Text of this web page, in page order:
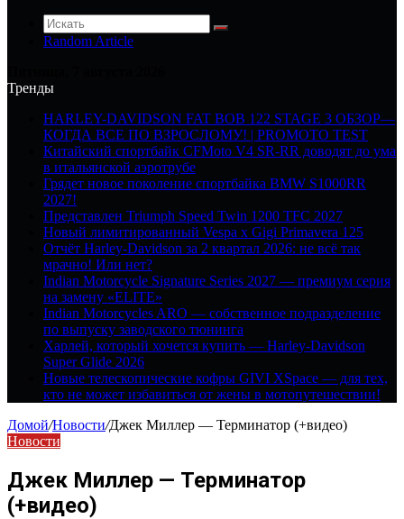
Random Article
Тренды
HARLEY-DAVIDSON FAT BOB 122 STAGE 3 ОБЗОР—
КОГДА ВСЕ ПО ВЗРОСЛОМУ! | PROMOTO TEST
Китайский спортбайк CFMoto V4 SR-RR доводят до ума
в итальянской аэротрубе
Грядет новое поколение спортбайка BMW S1000RR
2027!
Представлен Triumph Speed Twin 1200 TFC 2027
Новый лимитированный Vespa x Gigi Primavera 125
Отчёт Harley-Davidson за 2 квартал 2026: не всё так
мрачно! Или нет?
Indian Motorcycle Signature Series 2027 — премиум серия
на замену «ELITE»
Indian Motorcycles ARO — собственное подразделение
по выпуску заводского тюнинга
Харлей, который хочется купить — Harley-Davidson
Super Glide 2026
Новые телескопические кофры GIVI XSpace — для тех,
кто не может избавиться от жены в мотопутешествии!
Домой/Новости/Джек Миллер — Терминатор (+видео)
Новости
Джек Миллер — Терминатор
(+видео)